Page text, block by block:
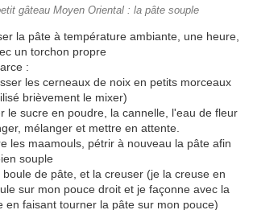
gâteau Moyen Oriental : la pâte souple
la pâte à température ambiante, une heure,
un torchon propre
:
les cerneaux de noix en petits morceaux
brièvement le mixer)
le sucre en poudre, la cannelle, l'eau de fleur
mélanger et mettre en attente.
les maamouls, pétrir à nouveau la pâte afin
souple
de pâte, et la creuser (je la creuse en
sur mon pouce droit et je façonne avec la
en faisant tourner la pâte sur mon pouce)